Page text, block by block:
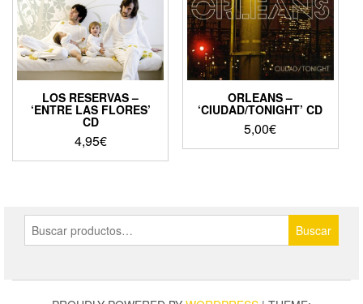
LOS RESERVAS –
‘ENTRE LAS FLORES’
CD
4,95€
ORLEANS –
‘CIUDAD/TONIGHT’ CD
5,00€
Buscar
por:
Buscar